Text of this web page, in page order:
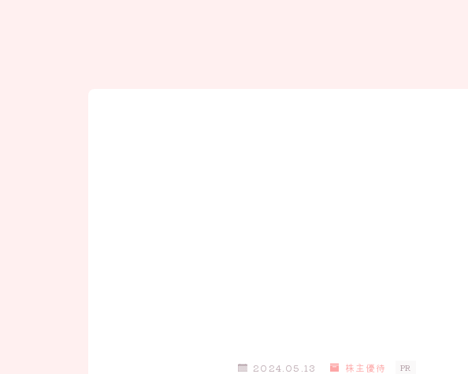
2024.05.13 株主優待 PR